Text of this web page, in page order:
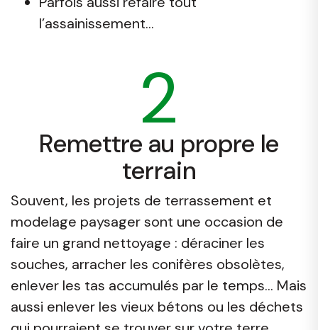
l’assainissement...
2
Remettre au propre le
terrain
Souvent, les projets de terrassement et
modelage paysager sont une occasion de
faire un grand nettoyage : déraciner les
souches, arracher les conifères obsolètes,
enlever les tas accumulés par le temps... Mais
aussi enlever les vieux bétons ou les déchets